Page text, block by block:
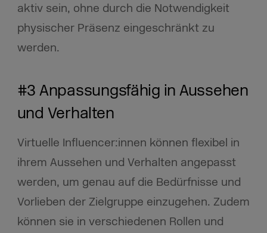
aktiv sein, ohne durch die Notwendigkeit
physischer Präsenz eingeschränkt zu
werden.
#3 Anpassungsfähig in Aussehen
und Verhalten
Virtuelle Influencer:innen können flexibel in
ihrem Aussehen und Verhalten angepasst
werden, um genau auf die Bedürfnisse und
Vorlieben der Zielgruppe einzugehen. Zudem
können sie in verschiedenen Rollen und